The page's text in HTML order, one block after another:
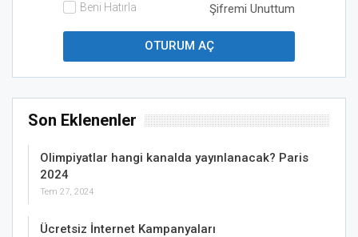
Şifremi Unuttum
Beni Hatırla
Son Eklenenler
Olimpiyatlar hangi kanalda yayınlanacak? Paris
2024
Tem 27, 2024
Ücretsiz İnternet Kampanyaları